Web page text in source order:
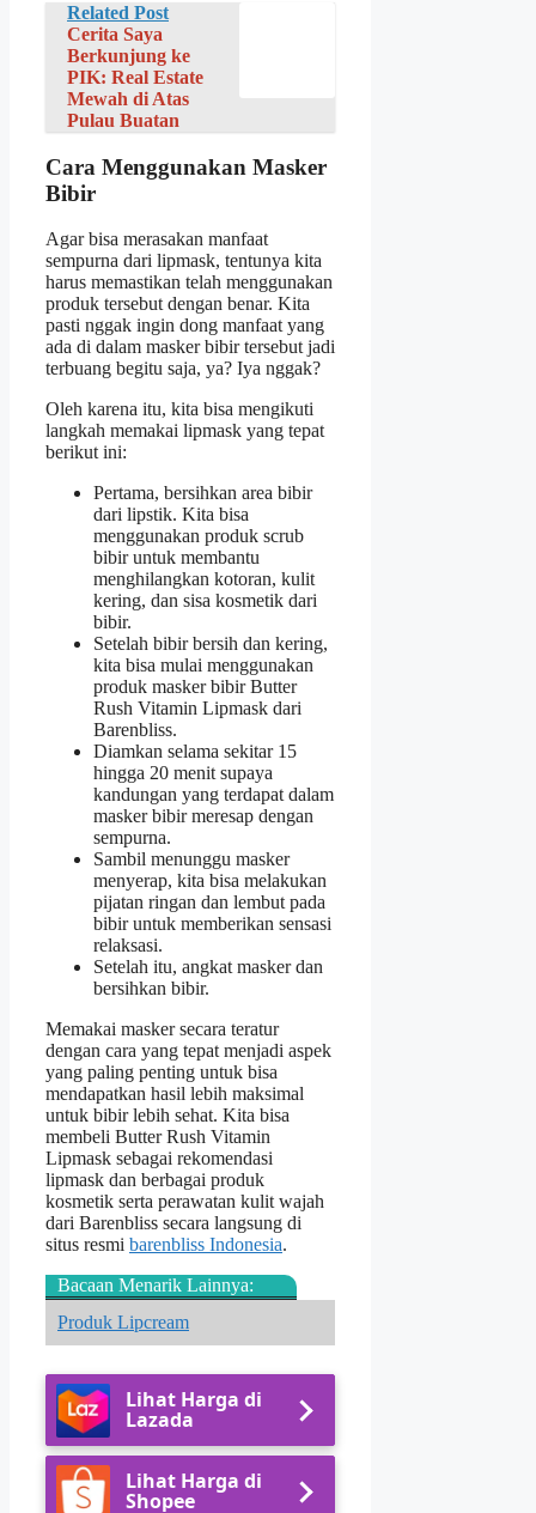
Related Post
Cerita Saya
Berkunjung ke
PIK: Real Estate
Mewah di Atas
Pulau Buatan
Cara Menggunakan Masker
Bibir
Agar bisa merasakan manfaat
sempurna dari lipmask, tentunya kita
harus memastikan telah menggunakan
produk tersebut dengan benar. Kita
pasti nggak ingin dong manfaat yang
ada di dalam masker bibir tersebut jadi
terbuang begitu saja, ya? Iya nggak?
Oleh karena itu, kita bisa mengikuti
langkah memakai lipmask yang tepat
berikut ini:
Pertama, bersihkan area bibir
dari lipstik. Kita bisa
menggunakan produk scrub
bibir untuk membantu
menghilangkan kotoran, kulit
kering, dan sisa kosmetik dari
bibir.
Setelah bibir bersih dan kering,
kita bisa mulai menggunakan
produk masker bibir Butter
Rush Vitamin Lipmask dari
Barenbliss.
Diamkan selama sekitar 15
hingga 20 menit supaya
kandungan yang terdapat dalam
masker bibir meresap dengan
sempurna.
Sambil menunggu masker
menyerap, kita bisa melakukan
pijatan ringan dan lembut pada
bibir untuk memberikan sensasi
relaksasi.
Setelah itu, angkat masker dan
bersihkan bibir.
Memakai masker secara teratur
dengan cara yang tepat menjadi aspek
yang paling penting untuk bisa
mendapatkan hasil lebih maksimal
untuk bibir lebih sehat. Kita bisa
membeli Butter Rush Vitamin
Lipmask sebagai rekomendasi
lipmask dan berbagai produk
kosmetik serta perawatan kulit wajah
dari Barenbliss secara langsung di
situs resmi barenbliss Indonesia.
Bacaan Menarik Lainnya:
Produk Lipcream
Lihat Harga di
Lazada
Lihat Harga di
Shopee